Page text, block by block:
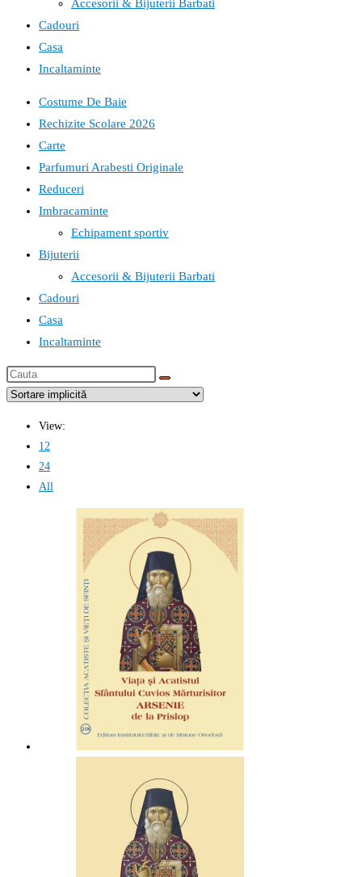
Accesorii & Bijuterii Barbati
Cadouri
Casa
Incaltaminte
Costume De Baie
Rechizite Scolare 2026
Carte
Parfumuri Arabesti Originale
Reduceri
Imbracaminte
Echipament sportiv
Bijuterii
Accesorii & Bijuterii Barbati
Cadouri
Casa
Incaltaminte
Cauta
this
View:
12
24
All